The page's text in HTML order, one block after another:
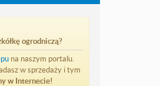
ogrodniczą?
na naszym portalu.
w sprzedaży i tym
w Internecie!